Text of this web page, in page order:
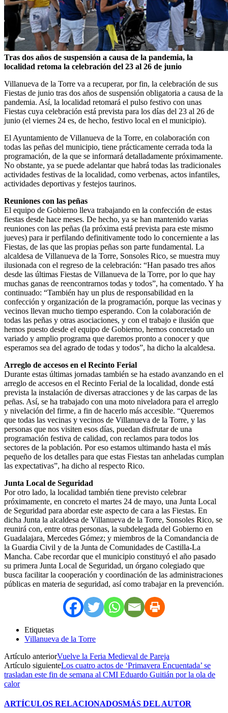
Tras dos años de suspensión a causa de la pandemia, la
localidad retoma la celebración del 23 al 26 de junio
Villanueva de la Torre va a recuperar, por fin, la celebración de sus
Fiestas de junio tras dos años de suspensión obligatoria a causa de la
pandemia. Así, la localidad retomará el pulso festivo con unas
Fiestas cuya celebración está prevista para los días del 23 al 26 de
junio (el viernes 24 es, de hecho, festivo local en el municipio).
El Ayuntamiento de Villanueva de la Torre, en colaboración con
todas las peñas del municipio, tiene prácticamente cerrada toda la
programación, de la que se informará detalladamente próximamente.
No obstante, ya se puede adelantar que habrá todas las tradicionales
actividades festivas de la localidad, como verbenas, actos infantiles,
actividades deportivas y festejos taurinos.
Reuniones con las peñas
El equipo de Gobierno lleva trabajando en la confección de estas
fiestas desde hace meses. De hecho, ya se han mantenido varias
reuniones con las peñas (la próxima está prevista para este mismo
jueves) para ir perfilando definitivamente todo lo concerniente a las
Fiestas, de las que las propias peñas son parte fundamental. La
alcaldesa de Villanueva de la Torre, Sonsoles Rico, se muestra muy
ilusionada con el regreso de la celebración: “Han pasado tres años
desde las últimas Fiestas de Villanueva de la Torre, por lo que hay
muchas ganas de reencontrarnos todas y todos”, ha comentado. Y ha
continuado: “También hay un plus de responsabilidad en la
confección y organización de la programación, porque las vecinas y
vecinos llevan mucho tiempo esperando. Con la colaboración de
todas las peñas y otras asociaciones, y con el trabajo e ilusión que
hemos puesto desde el equipo de Gobierno, hemos concretado un
variado y amplio programa que daremos pronto a conocer y que
esperamos sea del agrado de todas y todos”, ha dicho la alcaldesa.
Arreglo de accesos en el Recinto Ferial
Durante estas últimas jornadas también se ha estado avanzando en el
arreglo de accesos en el Recinto Ferial de la localidad, donde está
prevista la instalación de diversas atracciones y de las carpas de las
peñas. Así, se ha trabajado con una moto niveladora para el arreglo
y nivelación del firme, a fin de hacerlo más accesible. “Queremos
que todas las vecinas y vecinos de Villanueva de la Torre, y las
personas que nos visiten esos días, puedan disfrutar de una
programación festiva de calidad, con reclamos para todos los
sectores de la población. Por eso estamos ultimando hasta el más
pequeño de los detalles para que estas Fiestas tan anheladas cumplan
las expectativas”, ha dicho al respecto Rico.
Junta Local de Seguridad
Por otro lado, la localidad también tiene previsto celebrar
próximamente, en concreto el martes 24 de mayo, una Junta Local
de Seguridad para abordar este aspecto de cara a las Fiestas. En
dicha Junta la alcaldesa de Villanueva de la Torre, Sonsoles Rico, se
reunirá con, entre otras personas, la subdelegada del Gobierno en
Guadalajara, Mercedes Gómez; y miembros de la Comandancia de
la Guardia Civil y de la Junta de Comunidades de Castilla-La
Mancha. Cabe recordar que el municipio constituyó el año pasado
su primera Junta Local de Seguridad, un órgano colegiado que
busca facilitar la cooperación y coordinación de las administraciones
públicas en materia de seguridad, así como trabajar en la prevención.
Etiquetas
Villanueva de la Torre
Artículo anteriorVuelve la Feria Medieval de Pareja
Artículo siguienteLos cuatro actos de ‘Primavera Encuentada’ se
trasladan este fin de semana al CMI Eduardo Guitián por la ola de
calor
ARTÍCULOS RELACIONADOSMÁS DEL AUTOR